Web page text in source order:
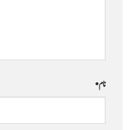
نام*